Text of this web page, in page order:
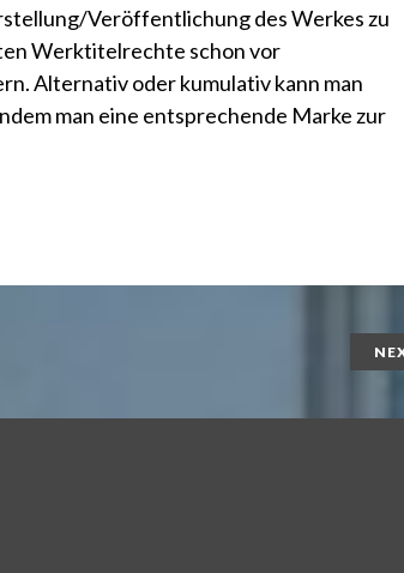
Veröffentlichung des Werkes zu
Werktitelrechte schon vor
Alternativ oder kumulativ kann man
man eine entsprechende Marke zur